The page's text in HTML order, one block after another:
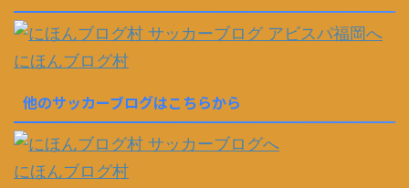
にほんブログ村
他のサッカーブログはこちらから
にほんブログ村